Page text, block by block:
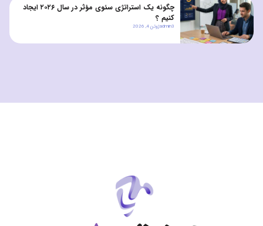
چگونه یک استراتژی سئوی مؤثر در سال ۲۰۲۶ ایجاد
کنیم ؟
admin3ژوئن 4, 2026